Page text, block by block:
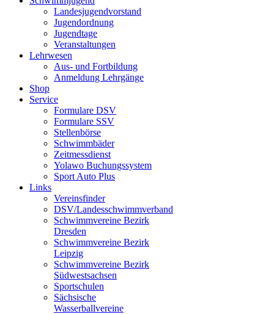
Landesjugendvorstand
Jugendordnung
Jugendtage
Veranstaltungen
Lehrwesen
Aus- und Fortbildung
Anmeldung Lehrgänge
Shop
Service
Formulare DSV
Formulare SSV
Stellenbörse
Schwimmbäder
Zeitmessdienst
Yolawo Buchungssystem
Sport Auto Plus
Links
Vereinsfinder
DSV/Landesschwimmverband
Schwimmvereine Bezirk
Dresden
Schwimmvereine Bezirk
Leipzig
Schwimmvereine Bezirk
Südwestsachsen
Sportschulen
Sächsische
Wasserballvereine